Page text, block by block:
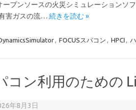
プンソースの火災シミュレーションソ
害ガスの流…続きを読む »
, FOCUSスパコン , HPCI ,
コン利用のための
年8月3日